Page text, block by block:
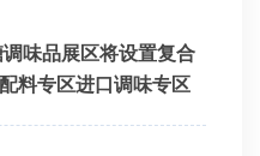
味品展区将设置复合
料专区进口调味专区